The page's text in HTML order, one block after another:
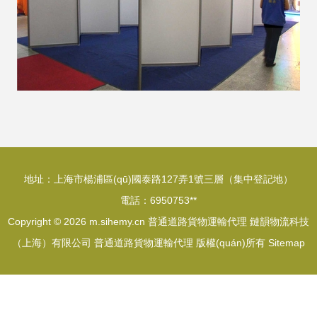
地址：上海市楊浦區(qū)國泰路127弄1號三層（集中登記地）
電話：6950753**
Copyright © 2026 m.sihemy.cn 普通道路貨物運輸代理 鏈韻物流科技
（上海）有限公司 普通道路貨物運輸代理 版權(quán)所有 Sitemap